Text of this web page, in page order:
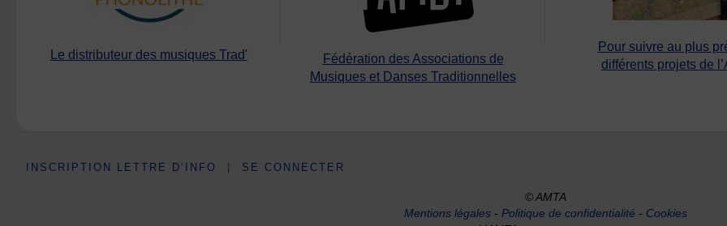
Le distributeur des musiques Trad'
Fédération des Associations de
Musiques et Danses Traditionnelles
Pour suivre au plus
différents projets de
INSCRIPTION LETTRE D’INFO | SE CONNECTER
© AMTA
Mentions légales- Politique de confidentialité - Cookies